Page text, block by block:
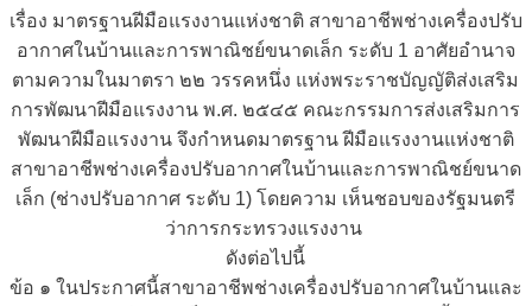
เรื่อง มาตรฐานฝีมือแรงงานแห่งชาติ สาขาอาชีพช่างเครื่องปรับ
อากาศในบ้านและการพาณิชย์ขนาดเล็ก ระดับ 1 อาศัยอำนาจ
ตามความในมาตรา ๒๒ วรรคหนึ่ง แห่งพระราชบัญญัติส่งเสริม
การพัฒนาฝีมือแรงงาน พ.ศ. ๒๕๔๕ คณะกรรมการส่งเสริมการ
พัฒนาฝีมือแรงงาน จึงกำหนดมาตรฐาน ฝีมือแรงงานแห่งชาติ
สาขาอาชีพช่างเครื่องปรับอากาศในบ้านและการพาณิชย์ขนาด
เล็ก (ช่างปรับอากาศ ระดับ 1) โดยความ เห็นชอบของรัฐมนตรี
ว่าการกระทรวงแรงงาน
ดังต่อไปนี้
ข้อ ๑ ในประกาศนี้สาขาอาชีพช่างเครื่องปรับอากาศในบ้านและ